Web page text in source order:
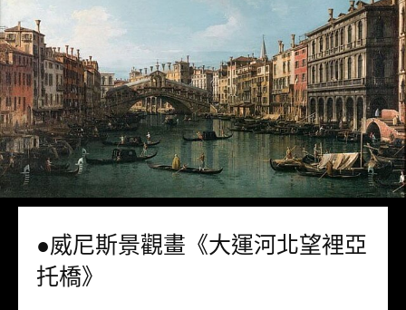
●威尼斯景觀畫《大運河北望裡亞
托橋》